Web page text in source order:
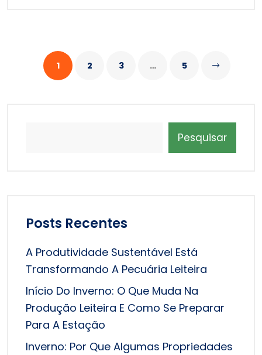
1 2 3 … 5
Pesquisar
Posts Recentes
A Produtividade Sustentável Está
Transformando A Pecuária Leiteira
Início Do Inverno: O Que Muda Na
Produção Leiteira E Como Se Preparar
Para A Estação
Inverno: Por Que Algumas Propriedades